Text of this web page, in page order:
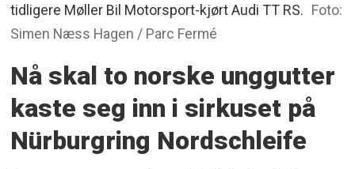
tidligere Møller Bil Motorsport-kjørt Audi TT RS. Foto:
Simen Næss Hagen / Parc Fermé
Nå skal to norske unggutter
kaste seg inn i sirkuset på
Nürburgring Nordschleife